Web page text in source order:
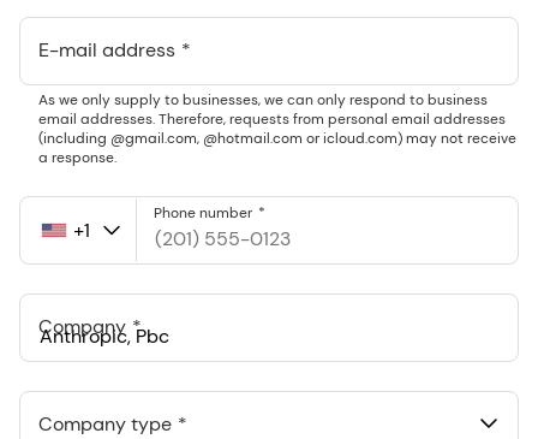
E-mail address
As we only supply to businesses, we can only respond to business
email addresses. Therefore, requests from personal email addresses
(including @gmail.com, @hotmail.com or icloud.com) may not receive
a response.
United
+1
Phone number
Company
548 Market St Pmb 90375, San Francisco, California, US
Company type